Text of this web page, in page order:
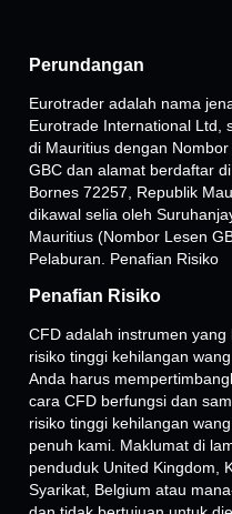
Perundangan
Eurotrader adalah nama
Eurotrade International Ltd,
di Mauritius dengan
GBC dan alamat berdaftar
Bornes 72257, Republik
dikawal selia oleh
Mauritius (Nombor Lesen
Pelaburan. Penafian Risiko
Penafian Risiko
CFD adalah instrumen
risiko tinggi kehilangan
Anda harus
cara CFD berfungsi dan
risiko tinggi kehilangan
penuh kami. Maklumat di
penduduk United Kingdom,
Syarikat, Belgium atau